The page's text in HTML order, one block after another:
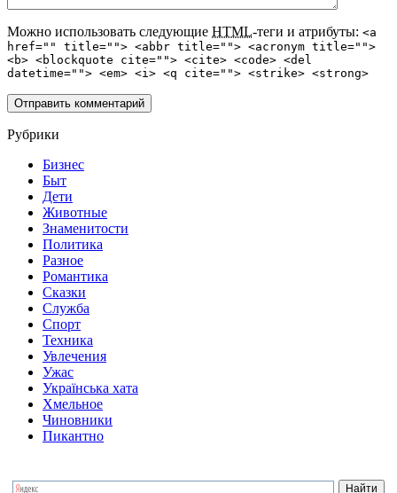
Можно использовать следующие HTML-теги и атрибуты: <a
href="" title=""> <abbr title=""> <acronym title="">
<b> <blockquote cite=""> <cite> <code> <del
datetime=""> <em> <i> <q cite=""> <strike> <strong>
Рубрики
Бизнес
Быт
Дети
Животные
Знаменитости
Политика
Разное
Романтика
Сказки
Служба
Спорт
Техника
Увлечения
Ужас
Українська хата
Хмельное
Чиновники
Пикантно